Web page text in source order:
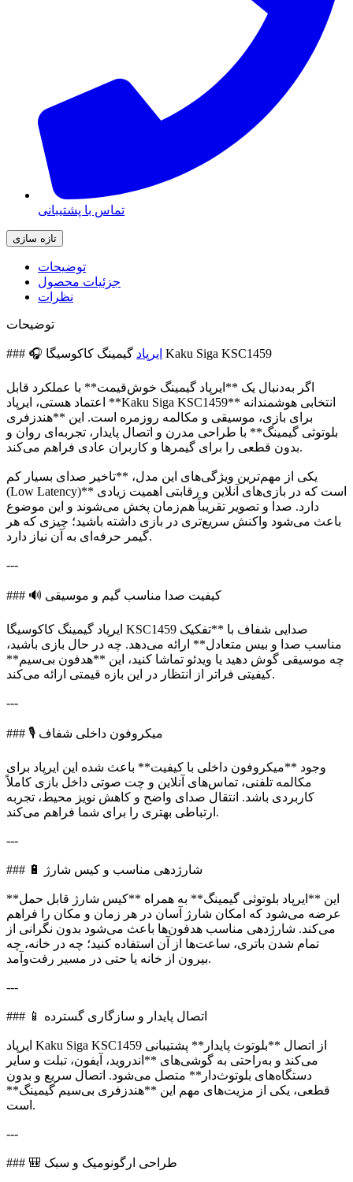
تماس با پشتیبانی
توضیحات
جزئیات محصول
نظرات
توضیحات
### 🎧 ایرپاد گیمینگ کاکوسیگا Kaku Siga KSC1459
اگر به‌دنبال یک **ایرپاد گیمینگ خوش‌قیمت** با عملکرد قابل
اعتماد هستی، ایرپاد **Kaku Siga KSC1459** انتخابی هوشمندانه
برای بازی، موسیقی و مکالمه روزمره است. این **هندزفری
بلوتوثی گیمینگ** با طراحی مدرن و اتصال پایدار، تجربه‌ای روان و
بدون قطعی را برای گیمرها و کاربران عادی فراهم می‌کند.
یکی از مهم‌ترین ویژگی‌های این مدل، **تاخیر صدای بسیار کم
(Low Latency)** است که در بازی‌های آنلاین و رقابتی اهمیت زیادی
دارد. صدا و تصویر تقریباً هم‌زمان پخش می‌شوند و این موضوع
باعث می‌شود واکنش سریع‌تری در بازی داشته باشید؛ چیزی که هر
گیمر حرفه‌ای به آن نیاز دارد.
---
### 🔊 کیفیت صدا مناسب گیم و موسیقی
ایرپاد گیمینگ کاکوسیگا KSC1459 صدایی شفاف با **تفکیک
مناسب صدا و بیس متعادل** ارائه می‌دهد. چه در حال بازی باشید،
چه موسیقی گوش دهید یا ویدئو تماشا کنید، این **هدفون بی‌سیم**
کیفیتی فراتر از انتظار در این بازه قیمتی ارائه می‌کند.
---
### 🎙️ میکروفون داخلی شفاف
وجود **میکروفون داخلی با کیفیت** باعث شده این ایرپاد برای
مکالمه تلفنی، تماس‌های آنلاین و چت صوتی داخل بازی کاملاً
کاربردی باشد. انتقال صدای واضح و کاهش نویز محیط، تجربه
ارتباطی بهتری را برای شما فراهم می‌کند.
---
### 🔋 شارژدهی مناسب و کیس شارژ
این **ایرپاد بلوتوثی گیمینگ** به همراه **کیس شارژ قابل حمل**
عرضه می‌شود که امکان شارژ آسان در هر زمان و مکان را فراهم
می‌کند. شارژدهی مناسب هدفون‌ها باعث می‌شود بدون نگرانی از
تمام شدن باتری، ساعت‌ها از آن استفاده کنید؛ چه در خانه، چه
بیرون از خانه یا حتی در مسیر رفت‌وآمد.
---
### 📱 اتصال پایدار و سازگاری گسترده
ایرپاد Kaku Siga KSC1459 از اتصال **بلوتوث پایدار** پشتیبانی
می‌کند و به‌راحتی به گوشی‌های **اندروید، آیفون، تبلت و سایر
دستگاه‌های بلوتوث‌دار** متصل می‌شود. اتصال سریع و بدون
قطعی، یکی از مزیت‌های مهم این **هندزفری بی‌سیم گیمینگ**
است.
---
### 🎒 طراحی ارگونومیک و سبک